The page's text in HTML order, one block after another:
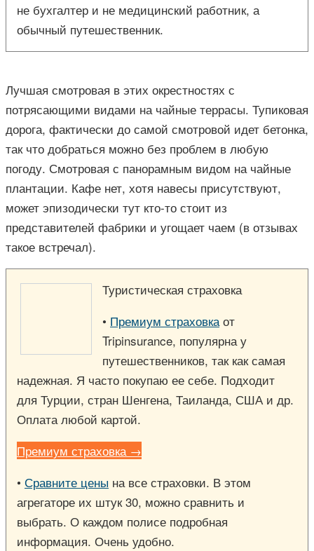
не бухгалтер и не медицинский работник, а
обычный путешественник.
Лучшая смотровая в этих окрестностях с
потрясающими видами на чайные террасы. Тупиковая
дорога, фактически до самой смотровой идет бетонка,
так что добраться можно без проблем в любую
погоду. Смотровая с панорамным видом на чайные
плантации. Кафе нет, хотя навесы присутствуют,
может эпизодически тут кто-то стоит из
представителей фабрики и угощает чаем (в отзывах
такое встречал).
Туристическая страховка
• Премиум страховкаот
Tripinsurance, популярна у
путешественников, так как самая
надежная. Я часто покупаю ее себе. Подходит
для Турции, стран Шенгена, Таиланда, США и др.
Оплата любой картой.
Премиум страховка →
• Сравните цены на все страховки. В этом
агрегаторе их штук 30, можно сравнить и
выбрать. О каждом полисе подробная
информация. Очень удобно.